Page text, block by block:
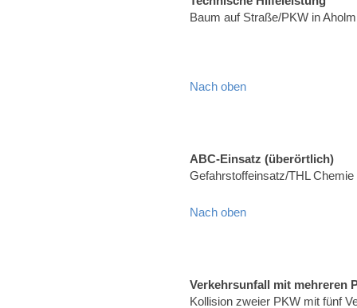
Baum auf Straße/PKW in
Nach oben
ABC-Einsatz (überörtlich)
Gefahrstoffeinsatz/THL
Nach oben
Verkehrsunfall mit mehreren
Kollision zweier PKW mit fünf